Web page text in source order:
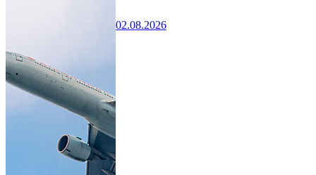
02.08.2026